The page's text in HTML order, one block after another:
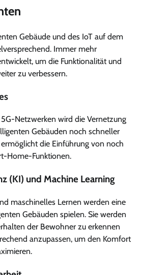
Gebäude und des IoT auf dem
Immer mehr
um die Funktionalität und
zu verbessern.
Netzwerken wird die Vernetzung
Gebäuden noch schneller
die Einführung von noch
Home-Funktionen.
(KI) und Machine Learning
maschinelles Lernen werden eine
Gebäuden spielen. Sie werden
der Bewohner zu erkennen
anzupassen, um den Komfort